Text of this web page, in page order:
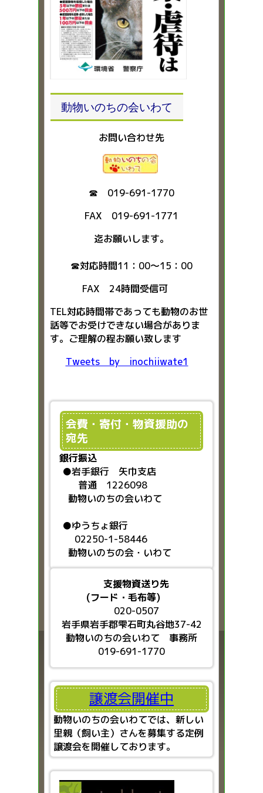
動物いのちの会いわて
お問い合わせ先
☎ 019-691-1770
FAX 019-691-1771
迄お願いします。
☎対応時間11：00～15：00
FAX 24時間受信可
TEL対応時間帯であっても動物のお世
話等でお受けできない場合がありま
す。ご理解の程お願い致します
Tweets by inochiiwate1
会費・寄付・物資援助の
宛先
銀行振込
●岩手銀行 矢巾支店
普通 1226098
動物いのちの会いわて
●ゆうちょ銀行
02250-1-58446
動物いのちの会・いわて
支援物資送り先
(フード・毛布等)
020-0507
岩手県岩手郡雫石町丸谷地37-42
動物いのちの会いわて 事務所
019-691-1770
譲渡会開催中
動物いのちの会いわてでは、新しい
里親（飼い主）さんを募集する定例
譲渡会を開催しております。